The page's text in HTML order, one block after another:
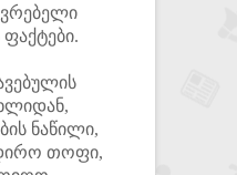
ნაწილი,
თოფი,